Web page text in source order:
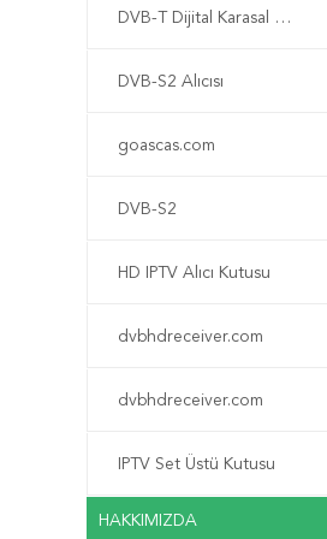
DVB-T Dijital Karasal Alıcı
DVB-S2 Alıcısı
goascas.com
DVB-S2
HD IPTV Alıcı Kutusu
dvbhdreceiver.com
dvbhdreceiver.com
IPTV Set Üstü Kutusu
HAKKIMIZDA